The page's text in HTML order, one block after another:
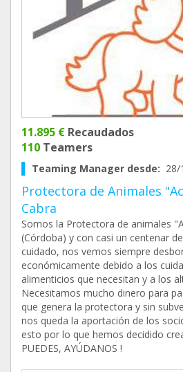
11.895 € Recaudados
110 Teamers
Teaming Manager desde: 28/
Protectora de Animales
Cabra
Somos la Protectora de animales
(Córdoba) y con casi un centenar
cuidado, nos vemos siempre
económicamente debido a los
alimenticios que necesitan y a los
Necesitamos mucho dinero para
que genera la protectora y sin
nos queda la aportación de los
esto por lo que hemos decidido
PUEDES, AYÚDANOS !